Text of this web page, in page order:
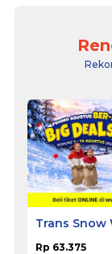
Trans Snow
Rp 63.375